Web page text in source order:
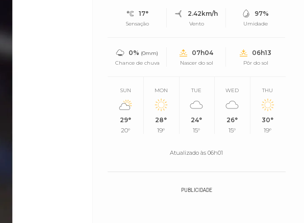
17°
Sensação
2.42km/h
Vento
97%
Umidade
0% (0mm)
Chance de chuva
07h04
Nascer do sol
06h13
Pôr do sol
SUN
29°
20°
MON
28°
19°
TUE
24°
15°
WED
26°
15°
THU
30°
19°
Atualizado às 06h01
PUBLICIDADE